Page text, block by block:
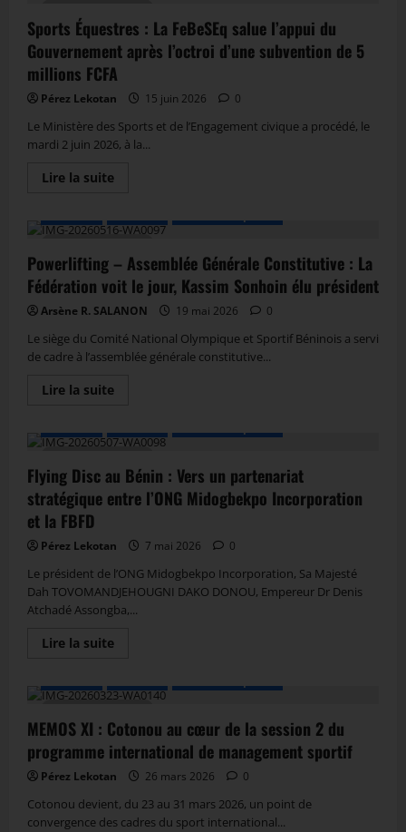
Sports Équestres : La FeBeSEq salue l’appui du
Gouvernement après l’octroi d’une subvention de 5
millions FCFA
Pérez Lekotan 15 juin 2026 0
Le Ministère des Sports et de l’Engagement civique a procédé, le
mardi 2 juin 2026, à la...
Lire la suite
Powerlifting – Assemblée Générale Constitutive : La
Fédération voit le jour, Kassim Sonhoin élu président
Arsène R. SALANON 19 mai 2026 0
Le siège du Comité National Olympique et Sportif Béninois a servi
de cadre à l’assemblée générale constitutive...
Lire la suite
Flying Disc au Bénin : Vers un partenariat
stratégique entre l’ONG Midogbekpo Incorporation
et la FBFD
Pérez Lekotan 7 mai 2026 0
Le président de l’ONG Midogbekpo Incorporation, Sa Majesté
Dah TOVOMANDJEHOUGNI DAKO DONOU, Empereur Dr Denis
Atchadé Assongba,...
Lire la suite
MEMOS XI : Cotonou au cœur de la session 2 du
programme international de management sportif
Pérez Lekotan 26 mars 2026 0
Cotonou devient, du 23 au 31 mars 2026, un point de
convergence des cadres du sport international...